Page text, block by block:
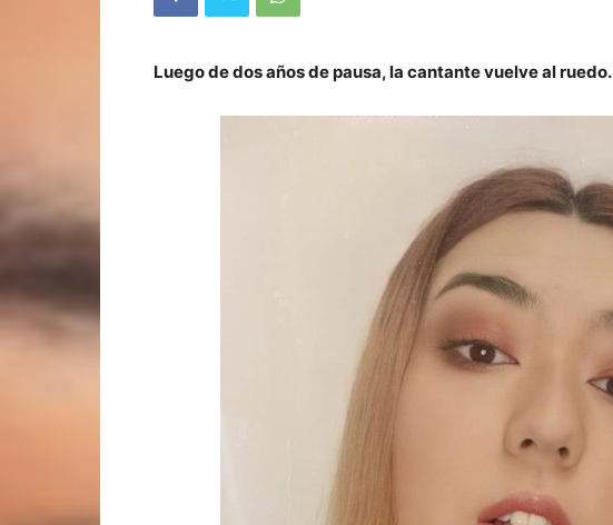
Luego de dos años de pausa, la cantante vuelve al ruedo.